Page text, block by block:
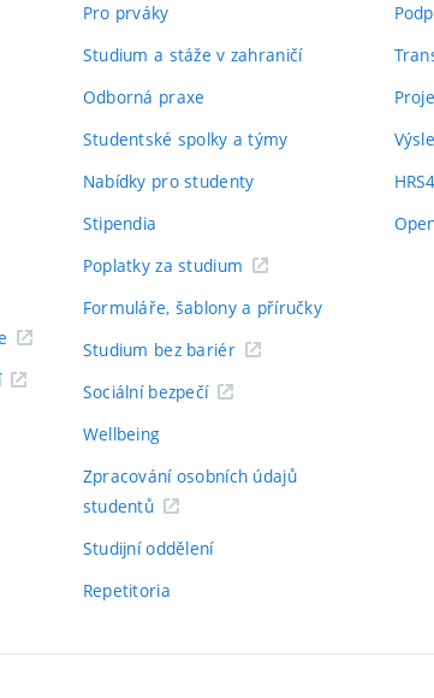
Pro prváky
Studium a stáže v zahraničí
Odborná praxe
Studentské spolky a týmy
Nabídky pro studenty
Stipendia
Poplatky za studium
Formuláře, šablony a příručky
Studium bez bariér
Sociální bezpečí
Wellbeing
Zpracování osobních údajů
studentů
Studijní oddělení
Repetitoria